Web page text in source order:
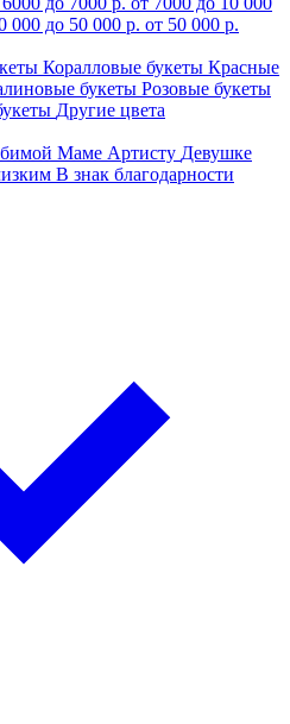
000 до 50 000 р. от 50 000 р.
Коралловые букеты Красные
букеты Розовые букеты
Другие цвета
Маме Артисту Девушке
В знак благодарности